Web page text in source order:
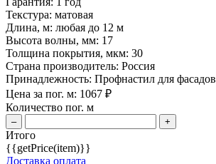
Текстура: матовая
Длина, м: любая до 12 м
Высота волны, мм: 17
Толщина покрытия, мкм: 30
Страна производитель: Россия
Принадлежность: Профнастил для фасадов
Цена за пог. м: 1067 ₽
Количество пог. м
– +
Итого
{{getPrice(item)}}
Доставка оплата